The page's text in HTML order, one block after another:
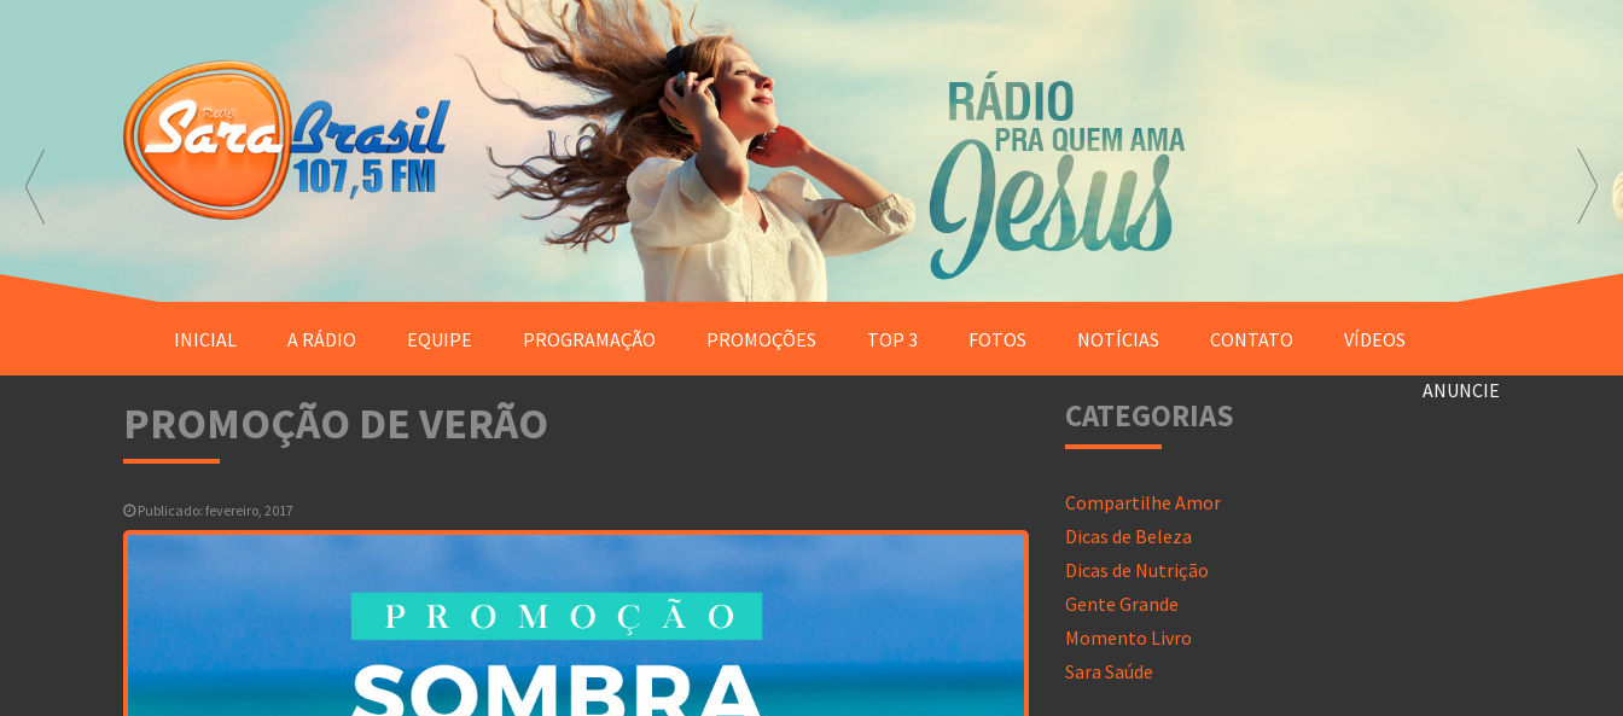
INICIAL A RÁDIO EQUIPE PROGRAMAÇÃO PROMOÇÕES TOP 3 FOTOS NOTÍCIAS CONTATO VÍDEOS
ANUNCIE
PROMOÇÃO DE VERÃO
Publicado: fevereiro, 2017
CATEGORIAS
Compartilhe Amor
Dicas de Beleza
Dicas de Nutrição
Gente Grande
Momento Livro
Sara Saúde